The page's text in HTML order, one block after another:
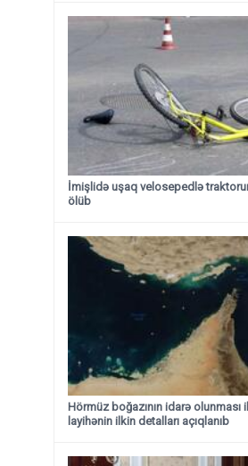
İmişlidə uşaq velosepedlə
ölüb
Hörmüz boğazının idarə olunması
layihənin ilkin detalları açıqlanıb